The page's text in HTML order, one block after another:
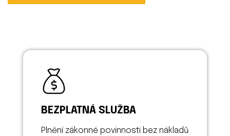
BEZPLATNÁ SLUŽBA
Plnění zákonné povinnosti bez nákladů